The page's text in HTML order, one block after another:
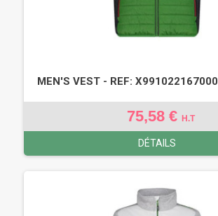
MEN'S VEST - REF: X991022167000
75,58 € H.T
DÉTAILS